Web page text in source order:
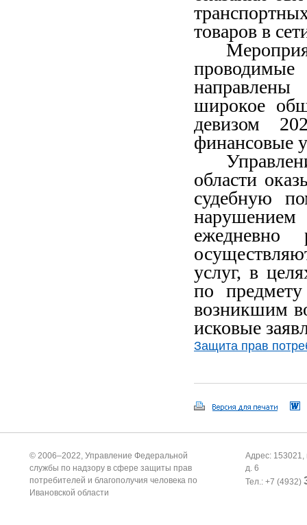
товаров в
проводимые
широкое
девизом
финансовые
области
судебную
ежедневно
услуг, в
по
возникшим
исковые
Защита прав
© 2006–2022, Управление Федеральной
службы по надзору в сфере защиты прав
потребителей и благополучия человека по
Ивановской области
Адрес: 153021,
д. 6
Тел.: +7 (4932)